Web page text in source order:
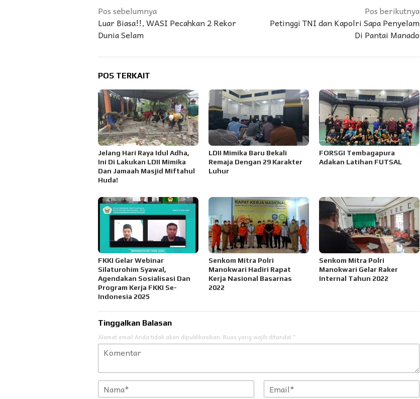
Navigasi
pos
Pos sebelumnya
Luar Biasa!!, WASI Pecahkan 2 Rekor
Dunia Selam
Pos berikutnya
Petinggi TNI dan Kapolri Sapa Penyelam
Di Pantai Manado
POS TERKAIT
Jelang Hari Raya Idul Adha,
Ini Di Lakukan LDII Mimika
Dan Jamaah Masjid Miftahul
Huda!
LDII Mimika Baru Bekali
Remaja Dengan 29 Karakter
Luhur
FORSGI Tembagapura
Adakan Latihan FUTSAL
FKKI Gelar Webinar
Silaturohim Syawal,
Agendakan Sosialisasi Dan
Program Kerja FKKI Se-
Indonesia 2025
Senkom Mitra Polri
Manokwari Hadiri Rapat
Kerja Nasional Basarnas
2022
Senkom Mitra Polri
Manokwari Gelar Raker
Internal Tahun 2022
Tinggalkan Balasan
Alamat email Anda tidak akan dipublikasikan. Ruas yang wajib ditandai *